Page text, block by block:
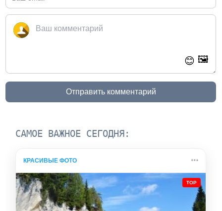
😊 🖼️
Отправить комментарий
САМОЕ ВАЖНОЕ СЕГОДНЯ:
КРАСИВЫЕ ФОТО
TOP